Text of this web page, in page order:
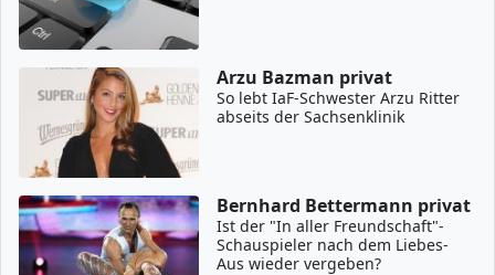
Arzu Bazman privat
So lebt IaF-Schwester Arzu Ritter
abseits der Sachsenklinik
Bernhard Bettermann privat
Ist der "In aller Freundschaft"-
Schauspieler nach dem Liebes-
Aus wieder vergeben?